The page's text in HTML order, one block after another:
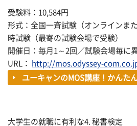
受験料：10,584円
形式：全国一斉試験（オンラインま
時試験（最寄の試験会場で受験）
開催日：毎月1～2回／試験会場毎に
URL：
http://mos.odyssey-
ユーキャンのMOS講座！かんた
大学生の就職に有利な4. 秘書検定